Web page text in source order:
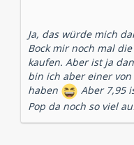
Ja, das würde mich
Bock mir noch mal
kaufen. Aber ist ja
bin ich aber einer
haben
Aber 7,95
Pop da noch so viel